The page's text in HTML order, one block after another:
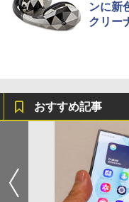
ンに新
クリー
おすすめ記事